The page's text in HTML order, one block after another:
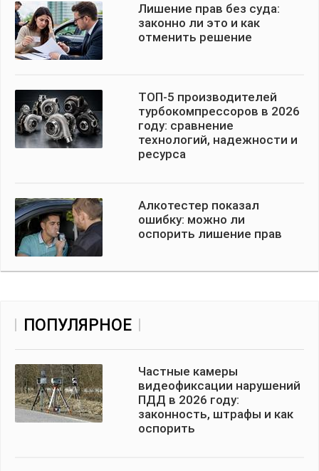
Лишение прав без суда:
законно ли это и как
отменить решение
ТОП-5 производителей
турбокомпрессоров в 2026
году: сравнение
технологий, надежности и
ресурса
Алкотестер показал
ошибку: можно ли
оспорить лишение прав
ПОПУЛЯРНОЕ
Частные камеры
видеофиксации нарушений
ПДД в 2026 году:
законность, штрафы и как
оспорить